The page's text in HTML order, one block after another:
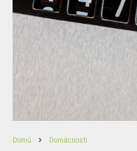
Domů Domácnosti